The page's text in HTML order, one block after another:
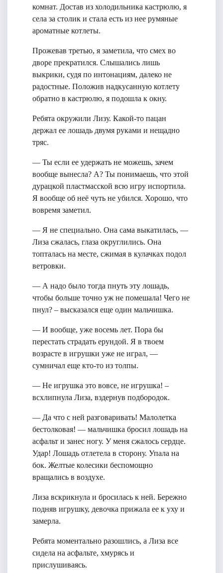
комнат. Достав из холодильника кастрюлю, я
села за столик и стала есть из нее румяные
ароматные котлеты.
Прожевав третью, я заметила, что смех во
дворе прекратился. Слышались лишь
выкрики, судя по интонациям, далеко не
радостные. Положив надкусанную котлету
обратно в кастрюлю, я подошла к окну.
Ребята окружили Лизу. Какой-то пацан
держал ее лошадь двумя руками и нещадно
тряс.
— Ты если ее удержать не можешь, зачем
вообще вынесла? А? Ты понимаешь, что этой
дурацкой пластмасской всю игру испортила.
Я вообще об неё чуть не убился. Хорошо, что
вовремя заметил.
— Я не специально. Она сама выкатилась, —
Лиза сжалась, глаза округлились. Она
топталась на месте, сжимая в кулачках подол
ветровки.
— А надо было тогда пнуть эту лошадь,
чтобы больше точно уж не помешала! Чего не
пнул? – высказался еще один мальчишка.
— И вообще, уже восемь лет. Пора бы
перестать страдать ерундой. Я в твоем
возрасте в игрушки уже не играл, —
сумничал еще кто-то из толпы.
— Не игрушка это вовсе, не игрушка! –
всхлипнула Лиза, вздернув подбородок.
— Да что с ней разговаривать! Малолетка
бестолковая! — мальчишка бросил лошадь на
асфальт и занес ногу. У меня сжалось сердце.
Удар! Лошадь отлетела в сторону. Упала на
бок. Желтые колесики беспомощно
вращались в воздухе.
Лиза вскрикнула и бросилась к ней. Бережно
подняв игрушку, девочка прижала ее к уху и
замерла.
Ребята моментально разошлись, а Лиза все
сидела на асфальте, хмурясь и
прислушиваясь.